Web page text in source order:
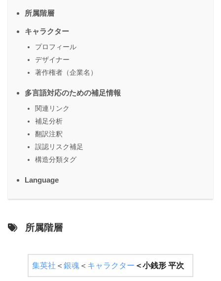
所属階層
キャラクター
プロフィール
デザイナー
著作権者（企業名）
多言語対応のための補足情報
関連リンク
補足分析
翻訳注釈
誤認リスク補足
構造分類タグ
Language
所属階層
集英社 ＜ 銀魂 ＜ キャラクター ＜小銭形 平次